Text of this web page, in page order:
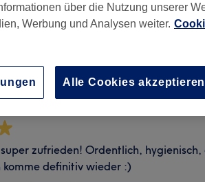
zufrieden! Ordentlich,
komme definitiv wieder :)
über die Nutzung unserer
Werbung und Analysen weiter.
Alle Cookies akzeptieren